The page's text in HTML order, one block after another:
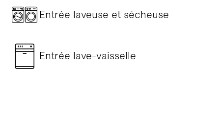
Entrée laveuse et sécheuse
Entrée lave-vaisselle